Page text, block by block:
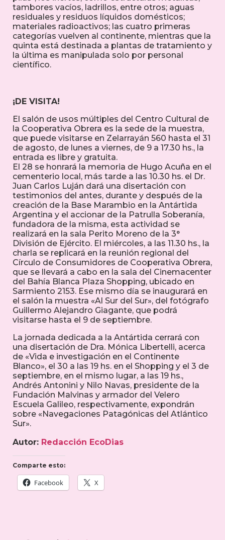
tambores vacíos, ladrillos, entre otros; aguas
residuales y residuos líquidos domésticos;
materiales radioactivos; las cuatro primeras
categorías vuelven al continente, mientras que la
quinta está destinada a plantas de tratamiento y
la última es manipulada solo por personal
científico.
¡DE VISITA!
El salón de usos múltiples del Centro Cultural de
la Cooperativa Obrera es la sede de la muestra,
que puede visitarse en Zelarrayán 560 hasta el 31
de agosto, de lunes a viernes, de 9 a 17.30 hs., la
entrada es libre y gratuita.
El 28 se honrará la memoria de Hugo Acuña en el
cementerio local, más tarde a las 10.30 hs. el Dr.
Juan Carlos Luján dará una disertación con
testimonios del antes, durante y después de la
creación de la Base Marambio en la Antártida
Argentina y el accionar de la Patrulla Soberanía,
fundadora de la misma, esta actividad se
realizará en la sala Perito Moreno de la 3°
División de Ejército. El miércoles, a las 11.30 hs., la
charla se replicará en la reunión regional del
Círculo de Consumidores de Cooperativa Obrera,
que se llevará a cabo en la sala del Cinemacenter
del Bahía Blanca Plaza Shopping, ubicado en
Sarmiento 2153. Ese mismo día se inaugurará en
el salón la muestra «Al Sur del Sur», del fotógrafo
Guillermo Alejandro Giagante, que podrá
visitarse hasta el 9 de septiembre.
La jornada dedicada a la Antártida cerrará con
una disertación de Dra. Mónica Libertelli, acerca
de «Vida e investigación en el Continente
Blanco», el 30 a las 19 hs. en el Shopping y el 3 de
septiembre, en el mismo lugar, a las 19 hs.,
Andrés Antonini y Nilo Navas, presidente de la
Fundación Malvinas y armador del Velero
Escuela Galileo, respectivamente, expondrán
sobre «Navegaciones Patagónicas del Atlántico
Sur».
Autor: Redacción EcoDias
Comparte esto:
Facebook X